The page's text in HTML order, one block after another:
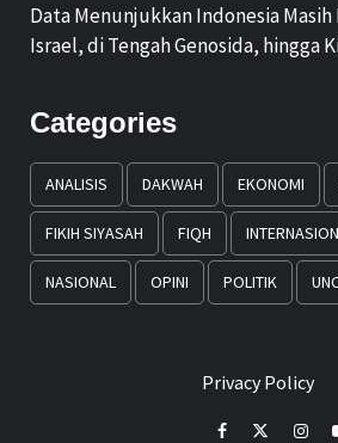
Data Menunjukkan Indonesia
Israel, di Tengah Genosida, hingga
Categories
ANALISIS DAKWAH EKONOMI
FIKIH SIYASAH FIQH
NASIONAL OPINI POLITIK
Privacy Policy
FacebookTwitter